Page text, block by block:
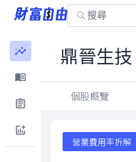
鼎晉生技
個股概覽
營業費用率拆解